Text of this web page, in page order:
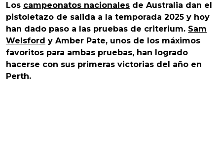
Los campeonatos nacionales de Australia dan el
pistoletazo de salida a la temporada 2025 y hoy
han dado paso a las pruebas de criterium. Sam
Welsford y Amber Pate, unos de los máximos
favoritos para ambas pruebas, han logrado
hacerse con sus primeras victorias del año en
Perth.